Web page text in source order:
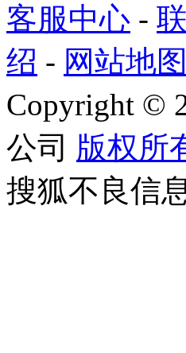
客服中心 -
绍 - 网站地图
Copyright ©
公司 版权所
搜狐不良信